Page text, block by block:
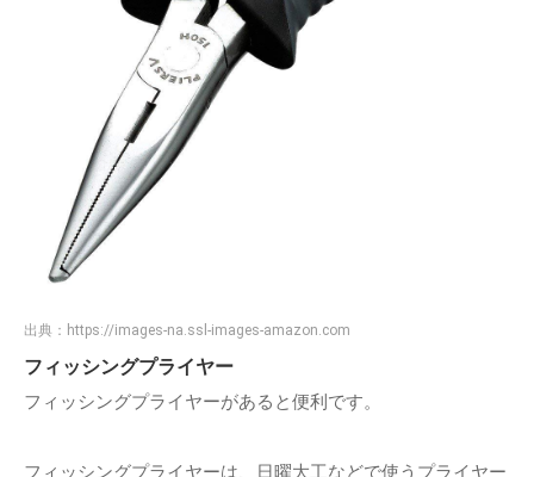
出典： https://images-na.ssl-images-amazon.com
フィッシングプライヤー
フィッシングプライヤーがあると便利です。
フィッシングプライヤーは、日曜大工などで使うプライヤー